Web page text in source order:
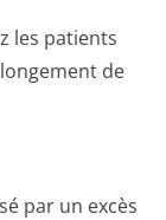
les patients
de
par un excès